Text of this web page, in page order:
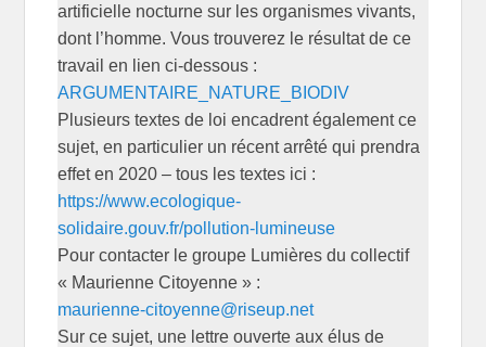
artificielle nocturne sur les organismes vivants,
dont l’homme. Vous trouverez le résultat de ce
travail en lien ci-dessous :
ARGUMENTAIRE_NATURE_BIODIV
Plusieurs textes de loi encadrent également ce
sujet, en particulier un récent arrêté qui prendra
effet en 2020 – tous les textes ici :
https://www.ecologique-
solidaire.gouv.fr/pollution-lumineuse
Pour contacter le groupe Lumières du collectif
« Maurienne Citoyenne » :
maurienne-citoyenne@riseup.net
Sur ce sujet, une lettre ouverte aux élus de